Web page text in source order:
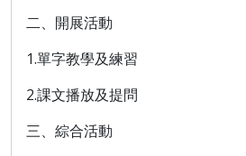
二、開展活動
1.單字教學及練習
2.課文播放及提問
三、綜合活動